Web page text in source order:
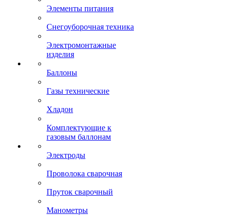
Элементы питания
Снегоуборочная техника
Электромонтажные
изделия
Баллоны
Газы технические
Хладон
Комплектующие к
газовым баллонам
Электроды
Проволока сварочная
Пруток сварочный
Манометры